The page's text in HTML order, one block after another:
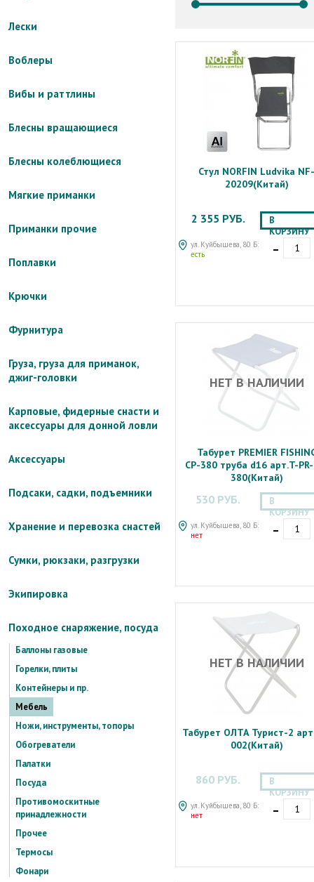
Лески
Воблеры
Вибы и раттлины
Блесны вращающиеся
Блесны колеблющиеся
Мягкие приманки
Приманки прочие
Поплавки
Крючки
Фурнитура
Груза, груза для приманок,
джиг-головки
Карповые, фидерные снасти и
аксессуары для донной ловли
Аксессуары
Подсаки, садки, подъемники
Хранение и перевозка снастей
Сумки, рюкзаки, разгрузки
Экипировка
Походное снаряжение, посуда
Баллоны газовые
Горелки, плиты
Контейнеры и пр.
Мебель
Ножи, инструменты, топоры
Обогреватели
Палатки
Посуда
Противомоскитные
принадлежности
Прочее
Термосы
Фонари
Стул NORFIN Ludvika NF-
20209(Китай)
2 355 РУБ.
ул. Куйбышева, 80 Б:
есть
В
КОРЗИНУ
-
НЕТ В НАЛИЧИИ
Табурет PREMIER
СР-380 труба d16 арт.T-
380(Китай)
530 РУБ.
ул. Куйбышева, 80 Б:
нет
В
КОРЗИНУ
-
НЕТ В НАЛИЧИИ
Табурет ОЛТА Турист-2
002(Китай)
860 РУБ.
ул. Куйбышева, 80 Б:
нет
В
КОРЗИНУ
-